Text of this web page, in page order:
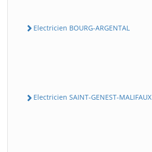
Electricien BOURG-ARGENTAL
Electricien SAINT-GENEST-MALIFAUX